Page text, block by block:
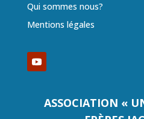
Qui sommes nous?
Mentions légales
ASSOCIATION «